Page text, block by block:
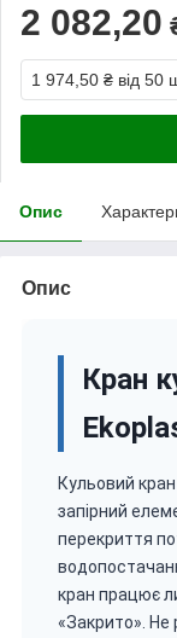
2 082,20
1 974,50 ₴ від 50
Опис
Опис
Кран
Кульовий
запірний
перекриття
кран працює
«Закрито».